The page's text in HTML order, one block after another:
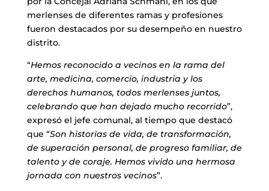
merlenses de diferentes ramas y profesiones
fueron destacados por su desempeño en nuestro
distrito.
“Hemos reconocido a vecinos en la rama del
arte, medicina, comercio, industria y los
derechos humanos, todos merlenses juntos,
celebrando que han dejado mucho recorrido”,
expresó el jefe comunal, al tiempo que destacó
que “Son historias de vida, de transformación,
de superación personal, de progreso familiar, de
talento y de coraje. Hemos vivido una hermosa
jornada con nuestros vecinos”.